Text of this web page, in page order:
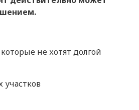
не хотят долгой
участков